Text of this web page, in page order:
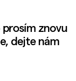
znovu
dejte nám